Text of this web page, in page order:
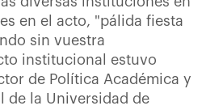
en el acto, "pálida fiesta
sin vuestra
institucional estuvo
de Política Académica y
de la Universidad de